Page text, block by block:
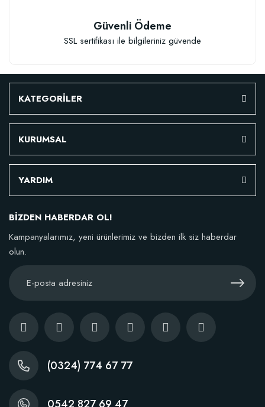
Doğal Akıllı Organik Solucan Gübresi (5 kg)
Stokta Yok
Güvenli Ödeme
SSL sertifikası ile bilgileriniz güvende
KATEGORİLER
KURUMSAL
YARDIM
BİZDEN HABERDAR OL!
Kampanyalarımız, yeni ürünlerimiz ve bizden ilk siz haberdar
olun.
(0324) 774 67 77
0542 827 69 47